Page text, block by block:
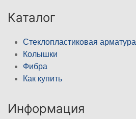
Каталог
Стеклопластиковая арматура
Колышки
Фибра
Как купить
Информация